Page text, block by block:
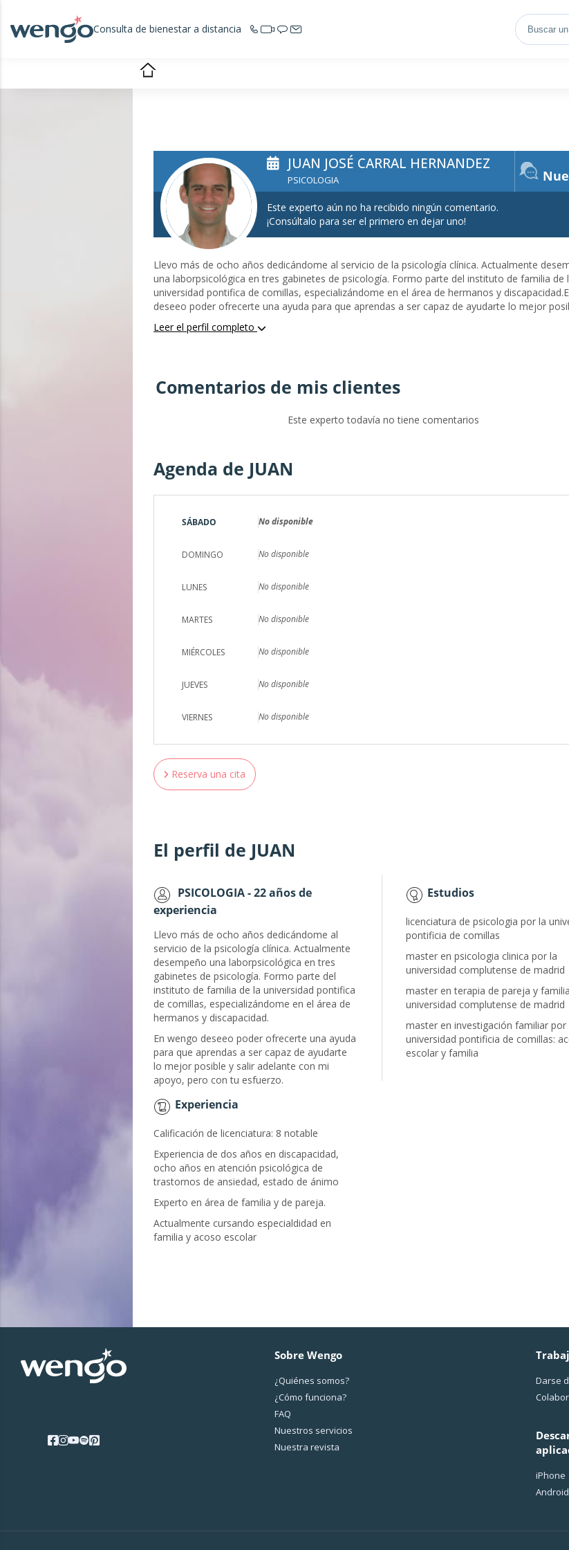
Consulta de bienestar a distancia
JUAN JOSÉ CARRAL HERNANDEZ
PSICOLOGIA
Este experto aún no ha recibido ningún comentario.
¡Consúltalo para ser el primero en dejar uno!
Llevo más de ocho años dedicándome al servicio de la psicología clínica. Actualmente
una laborpsicológica en tres gabinetes de psicología. Formo parte del instituto de familia de
universidad pontifica de comillas, especializándome en el área de hermanos y
deseeo poder ofrecerte una ayuda para que aprendas a ser capaz de ayudarte lo mejor
adelante con mi apoyo, pero con tu esfuerzo.
Leer el perfil completo
Comentarios de mis clientes
Este experto todavía no tiene comentarios
Agenda de JUAN
SÁBADO No disponible
DOMINGO No disponible
LUNES No disponible
MARTES No disponible
MIÉRCOLES No disponible
JUEVES No disponible
VIERNES No disponible
Reserva una cita
El perfil de JUAN
PSICOLOGIA - 22 años de
experiencia
Llevo más de ocho años dedicándome al
servicio de la psicología clínica. Actualmente
desempeño una laborpsicológica en tres
gabinetes de psicología. Formo parte del
instituto de familia de la universidad pontifica
de comillas, especializándome en el área de
hermanos y discapacidad.
En wengo deseeo poder ofrecerte una ayuda
para que aprendas a ser capaz de ayudarte
lo mejor posible y salir adelante con mi
apoyo, pero con tu esfuerzo.
Experiencia
Calificación de licenciatura: 8 notable
Experiencia de dos años en discapacidad,
ocho años en atención psicológica de
trastornos de ansiedad, estado de ánimo
Experto en área de familia y de pareja.
Actualmente cursando especialdidad en
familia y acoso escolar
Estudios
licenciatura de psicologia por la
pontificia de comillas
master en psicologia clinica por la
universidad complutense de madrid
master en terapia de pareja y
universidad complutense de madrid
master en investigación familiar por
universidad pontificia de comillas:
escolar y familia
Sobre Wengo
¿Quiénes somos?
¿Cо́mo funciona?
FAQ
Nuestros servicios
Nuestra revista
Darse
iPhone
Android